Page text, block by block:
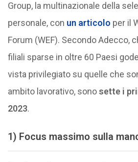
Group, la multinazionale della
personale, con un articolo per il
Forum (WEF). Secondo Adecco,
filiali sparse in oltre 60 Paesi
vista privilegiato su quelle che
ambito lavorativo, sonosette i
2023.
1) Focus massimo sulla